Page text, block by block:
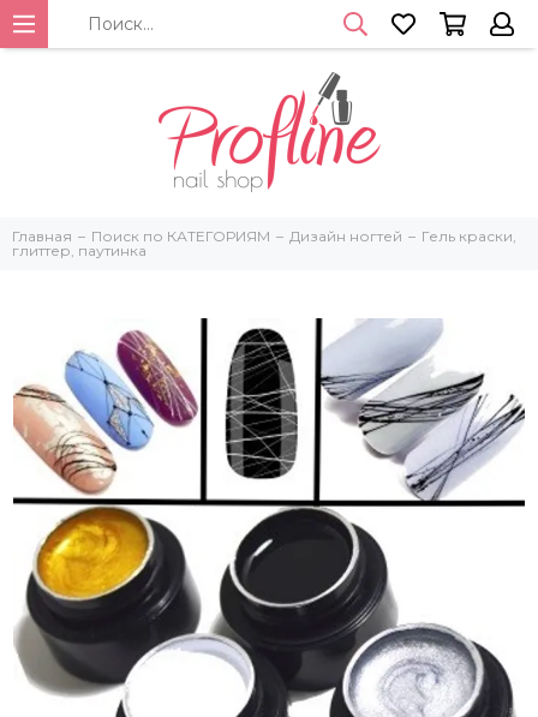
Главная Поиск по КАТЕГОРИЯМ Дизайн ногтей
Гель краски,
глиттер, паутинка